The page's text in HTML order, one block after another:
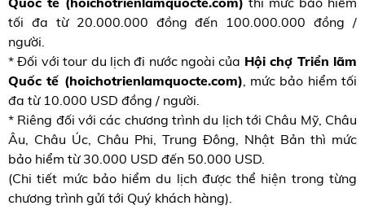
tối đa từ 20.000.000 đồng đến 100.000.000 đồng /
người.
* Đối với tour du lịch đi nước ngoài của Hội chợ Triển lãm
Quốc tế (hoichotrienlamquocte.com), mức bảo hiểm tối
đa từ 10.000 USD đồng / người.
* Riêng đối với các chương trình du lịch tới Châu Mỹ, Châu
Âu, Châu Úc, Châu Phi, Trung Đông, Nhật Bản thì mức
bảo hiểm từ 30.000 USD đến 50.000 USD.
(Chi tiết mức bảo hiểm du lịch được thể hiện trong từng
chương trình gửi tới Quý khách hàng).